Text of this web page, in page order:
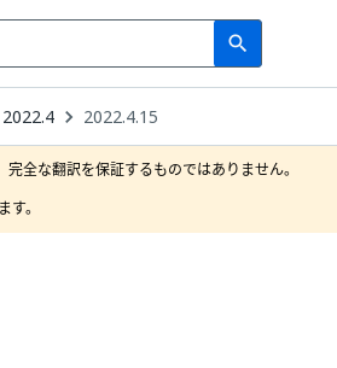
search
Search
2022.4 2022.4.15
全な翻訳を保証するものではありません。
。